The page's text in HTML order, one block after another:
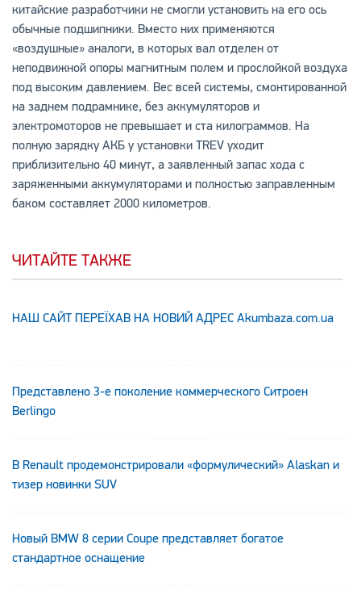
китайские разработчики не смогли установить на его ось
обычные подшипники. Вместо них применяются
«воздушные» аналоги, в которых вал отделен от
неподвижной опоры магнитным полем и прослойкой воздуха
под высоким давлением. Вес всей системы, смонтированной
на заднем подрамнике, без аккумуляторов и
электромоторов не превышает и ста килограммов. На
полную зарядку АКБ у установки TREV уходит
приблизительно 40 минут, а заявленный запас хода с
заряженными аккумуляторами и полностью заправленным
баком составляет 2000 километров.
ЧИТАЙТЕ ТАКЖЕ
НАШ САЙТ ПЕРЕЇХАВ НА НОВИЙ АДРЕС Аkumbaza.com.ua
Представлено 3-е поколение коммерческого Ситроен
Berlingo
В Renault продемонстрировали «формулический» Alaskan и
тизер новинки SUV
Новый BMW 8 серии Coupe представляет богатое
стандартное оснащение